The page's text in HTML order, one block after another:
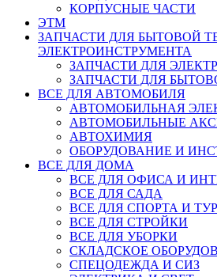
КОРПУСНЫЕ ЧАСТИ
ЭТМ
ЗАПЧАСТИ ДЛЯ БЫТОВОЙ
ЭЛЕКТРОИНСТРУМЕНТА
ЗАПЧАСТИ ДЛЯ
ЗАПЧАСТИ ДЛЯ
ВСЕ ДЛЯ АВТОМОБИЛЯ
АВТОМОБИЛЬНАЯ
АВТОМОБИЛЬНЫЕ
АВТОХИМИЯ
ОБОРУДОВАНИЕ И
ВСЕ ДЛЯ ДОМА
ВСЕ ДЛЯ ОФИСА И
ВСЕ ДЛЯ САДА
ВСЕ ДЛЯ СПОРТА И
ВСЕ ДЛЯ СТРОЙКИ
ВСЕ ДЛЯ УБОРКИ
СКЛАДСКОЕ
СПЕЦОДЕЖДА И СИЗ